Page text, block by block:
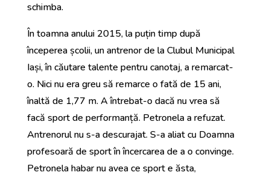
schimba.
În toamna anului 2015, la puțin timp după
începerea școlii, un antrenor de la Clubul Municipal
Iași, în căutare talente pentru canotaj, a remarcat-
o. Nici nu era greu să remarce o fată de 15 ani,
înaltă de 1,77 m. A întrebat-o dacă nu vrea să
facă sport de performanță. Petronela a refuzat.
Antrenorul nu s-a descurajat. S-a aliat cu Doamna
profesoară de sport în încercarea de a o convinge.
Petronela habar nu avea ce sport e ăsta,